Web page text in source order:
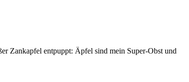
Zankapfel entpuppt: Äpfel sind mein Super-Obst und